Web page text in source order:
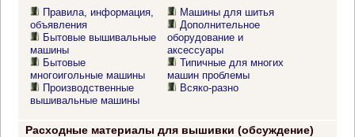
Правила, информация,
объявления
Бытовые вышивальные
машины
Бытовые
многоигольные машины
Производственные
вышивальные машины
Машины для шитья
Дополнительное
оборудование и
аксессуары
Типичные для многих
машин проблемы
Всяко-разно
Расходные материалы для вышивки (обсуждение)